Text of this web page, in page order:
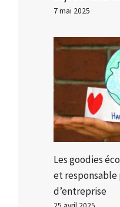
7 mai 2025
Les goodies
et responsable
d’entreprise